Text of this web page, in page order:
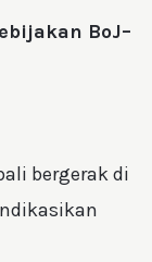
BoJ–
bergerak di